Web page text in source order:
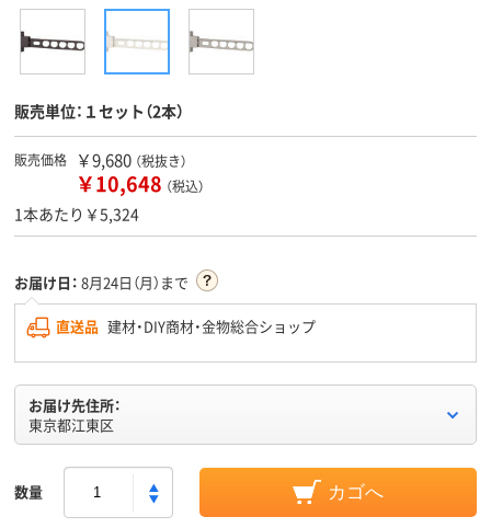
販売単位：１セット（2本）
販売価格 ￥9,680 （税抜き）
￥10,648 （税込）
1本あたり￥5,324
お届け日： 8月24日（月）まで
直送品 建材・DIY商材・金物総合ショップ
お届け先住所：
東京都江東区
数量 カゴへ